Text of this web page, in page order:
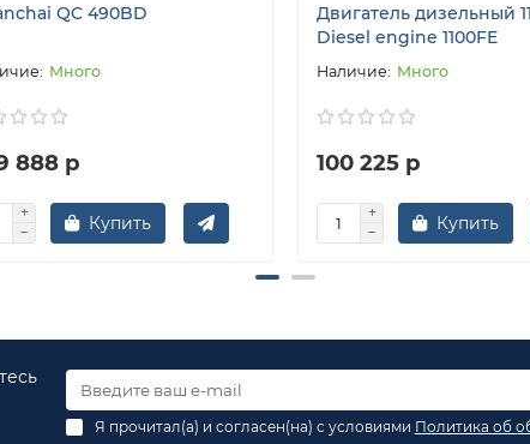
QC 490BD
Много
888 р
Купить
Двигатель дизельный
Diesel engine 1100FE
Много
100 225 р
Купить
Я прочитал(а) и согласен(на) с условиями Политика об